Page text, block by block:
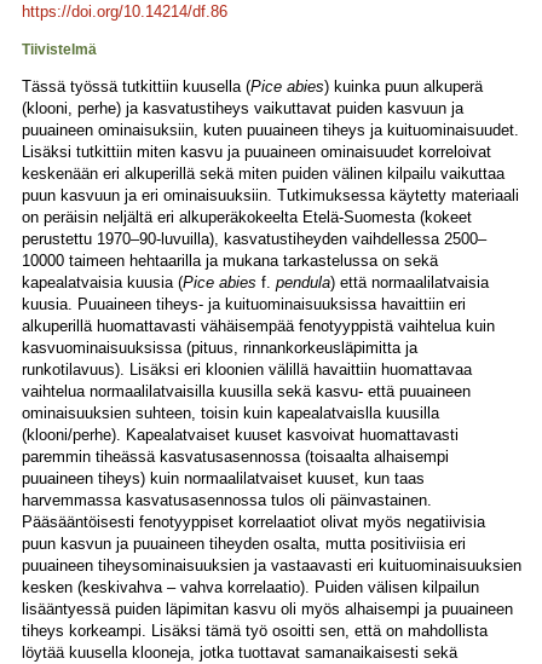
https://doi.org/10.14214/df.86
Tiivistelmä
Tässä työssä tutkittiin kuusella (Pice abies) kuinka puun alkuperä
(klooni, perhe) ja kasvatustiheys vaikuttavat puiden kasvuun ja
puuaineen ominaisuksiin, kuten puuaineen tiheys ja kuituominaisuudet.
Lisäksi tutkittiin miten kasvu ja puuaineen ominaisuudet korreloivat
keskenään eri alkuperillä sekä miten puiden välinen kilpailu vaikuttaa
puun kasvuun ja eri ominaisuuksiin. Tutkimuksessa käytetty materiaali
on peräisin neljältä eri alkuperäkokeelta Etelä-Suomesta (kokeet
perustettu 1970–90-luvuilla), kasvatustiheyden vaihdellessa 2500–
10000 taimeen hehtaarilla ja mukana tarkastelussa on sekä
kapealatvaisia kuusia (Pice abies f. pendula) että normaalilatvaisia
kuusia. Puuaineen tiheys- ja kuituominaisuuksissa havaittiin eri
alkuperillä huomattavasti vähäisempää fenotyyppistä vaihtelua kuin
kasvuominaisuuksissa (pituus, rinnankorkeusläpimitta ja
runkotilavuus). Lisäksi eri kloonien välillä havaittiin huomattavaa
vaihtelua normaalilatvaisilla kuusilla sekä kasvu- että puuaineen
ominaisuuksien suhteen, toisin kuin kapealatvaislla kuusilla
(klooni/perhe). Kapealatvaiset kuuset kasvoivat huomattavasti
paremmin tiheässä kasvatusasennossa (toisaalta alhaisempi
puuaineen tiheys) kuin normaalilatvaiset kuuset, kun taas
harvemmassa kasvatusasennossa tulos oli päinvastainen.
Pääsääntöisesti fenotyyppiset korrelaatiot olivat myös negatiivisia
puun kasvun ja puuaineen tiheyden osalta, mutta positiviisia eri
puuaineen tiheysominaisuuksien ja vastaavasti eri kuituominaisuuksien
kesken (keskivahva – vahva korrelaatio). Puiden välisen kilpailun
lisääntyessä puiden läpimitan kasvu oli myös alhaisempi ja puuaineen
tiheys korkeampi. Lisäksi tämä työ osoitti sen, että on mahdollista
löytää kuusella klooneja, jotka tuottavat samanaikaisesti sekä